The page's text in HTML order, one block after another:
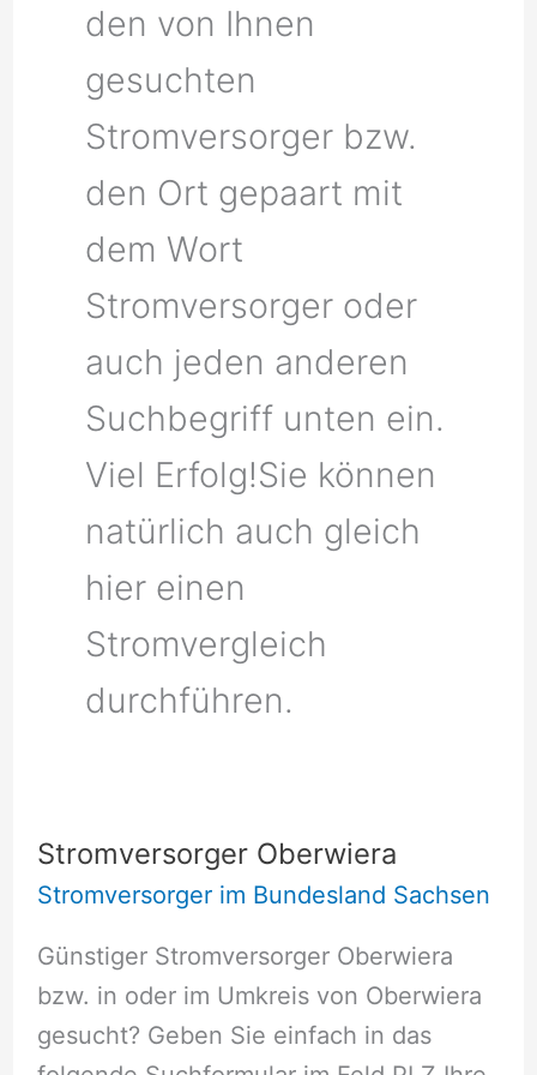
den von Ihnen
gesuchten
Stromversorger bzw.
den Ort gepaart mit
dem Wort
Stromversorger oder
auch jeden anderen
Suchbegriff unten ein.
Viel Erfolg!Sie können
natürlich auch gleich
hier einen
Stromvergleich
durchführen.
Stromversorger Oberwiera
Stromversorger im Bundesland Sachsen
Günstiger Stromversorger Oberwiera
bzw. in oder im Umkreis von Oberwiera
gesucht? Geben Sie einfach in das